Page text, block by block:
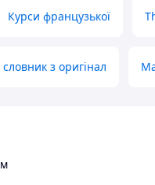
Курси французької
з оригінал